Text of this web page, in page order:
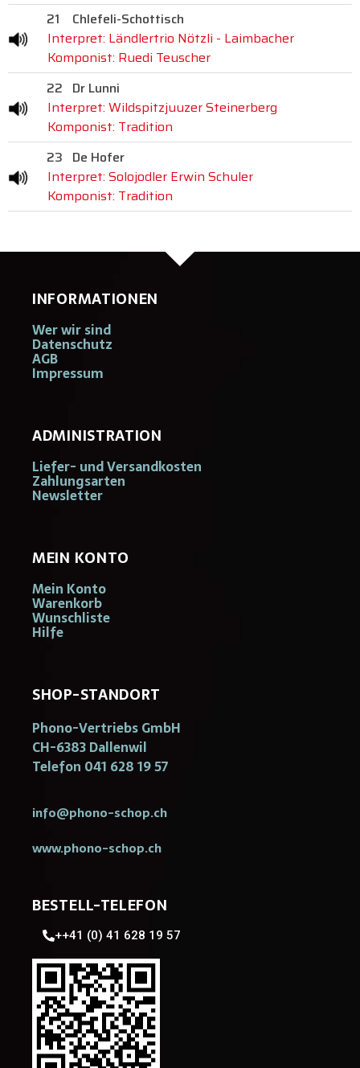
21
Chlefeli-Schottisch
Interpret: Ländlertrio Nötzli - Laimbacher
Komponist: Ruedi Teuscher
22 Dr Lunni
Interpret: Wildspitzjuuzer Steinerberg
Komponist: Tradition
23 De Hofer
Interpret: Solojodler Erwin Schuler
Komponist: Tradition
INFORMATIONEN
Wer wir sind
Datenschutz
AGB
Impressum
ADMINISTRATION
Liefer- und Versandkosten
Zahlungsarten
Newsletter
MEIN KONTO
Mein Konto
Warenkorb
Wunschliste
Hilfe
SHOP-STANDORT
Phono-Vertriebs GmbH
CH-6383 Dallenwil
Telefon 041 628 19 57
info@phono-schop.ch
www.phono-schop.ch
BESTELL-TELEFON
++41 (0) 41 628 19 57